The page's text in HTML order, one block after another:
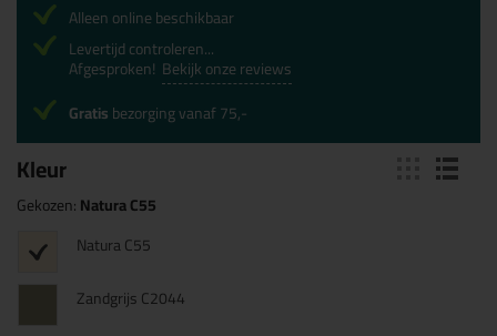
Kleur
Gekozen:Natura C55
Natura C55
Zandgrijs C2044
Alleen online beschikbaar
Levertijd controleren...
Afgesproken! Bekijk onze reviews
Gratisbezorging vanaf 75,-